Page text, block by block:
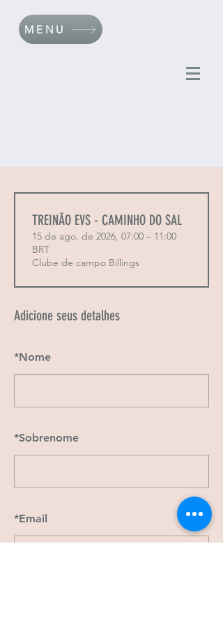
MENU
Adicione seus detalhes
*Nome
*Sobrenome
*Email
TREINÃO EVS - CAMINHO DO SAL
15 de ago. de 2026, 07:00 – 11:00
BRT
Clube de campo Billings